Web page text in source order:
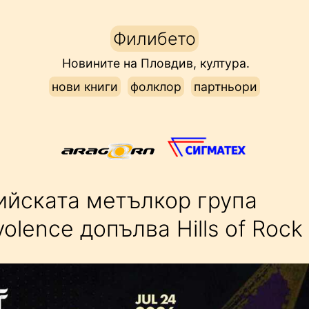
Филибето
Новините на Пловдив, култура.
нови книги
фолклор партньори
метълкор група
допълва Hills of